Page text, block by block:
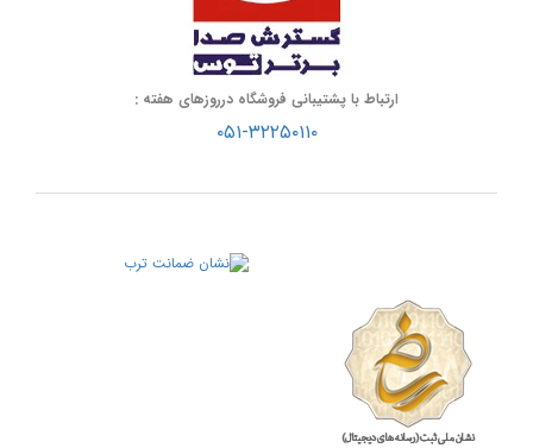
ارتباط با پشتیبانی فروشگاه درروزهای هفته :
۰۵۱-۳۲۲۵۰۱۱۰